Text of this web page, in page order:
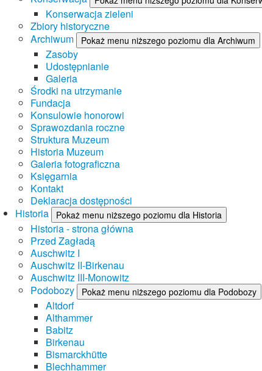
Konserwacja zieleni
Zbiory historyczne
Archiwum
Pokaż menu niższego poziomu dla Archiwum
Zasoby
Udostępnianie
Galeria
Środki na utrzymanie
Fundacja
Konsulowie honorowi
Sprawozdania roczne
Struktura Muzeum
Historia Muzeum
Galeria fotograficzna
Księgarnia
Kontakt
Deklaracja dostępności
Historia
Pokaż menu niższego poziomu dla Historia
Historia - strona główna
Przed Zagładą
Auschwitz I
Auschwitz II-Birkenau
Auschwitz III-Monowitz
Podobozy
Pokaż menu niższego poziomu dla Podobozy
Altdorf
Althammer
Babitz
Birkenau
Bismarckhütte
Blechhammer